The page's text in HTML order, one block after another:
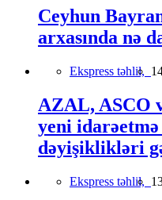
Ceyhun
arxasında nə
Ekspress təhlil,
AZAL, ASCO
yeni
dəyişiklikləri
Ekspress təhlil,